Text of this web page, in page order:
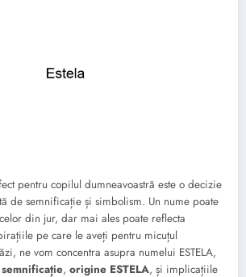
pentru copilul dumneavoastră este o decizie
de semnificație și simbolism. Un nume poate
din jur, dar mai ales poate reflecta
pe care le aveți pentru micuțul
ne vom concentra asupra numelui ESTELA,
semnificație, origine ESTELA, și implicațiile